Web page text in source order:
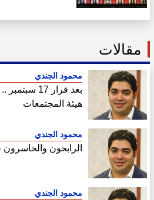
مقالات
محمود الجندي
بعد قرار
هيئة المجتمعات
محمود الجندي
الرابحون والخاسرون
محمود الجندي